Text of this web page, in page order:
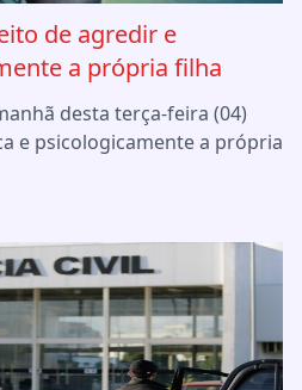
de agredir e
a própria filha
desta terça-feira (04)
e psicologicamente a própria